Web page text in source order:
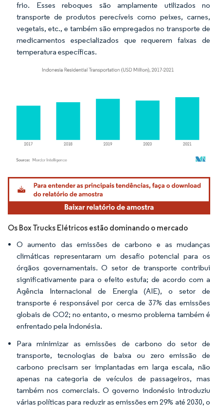
frio. Esses reboques são amplamente utilizados no
transporte de produtos perecíveis como peixes, carnes,
vegetais, etc., e também são empregados no transporte de
medicamentos especializados que requerem faixas de
temperatura específicas.
Imagem © Mordor Intelligence. O reuso requer atribuição conforme CC BY 4.0.
Os Box Trucks Elétricos estão dominando o mercado
O aumento das emissões de carbono e as mudanças
climáticas representaram um desafio potencial para os
órgãos governamentais. O setor de transporte contribui
significativamente para o efeito estufa; de acordo com a
Agência Internacional de Energia (AIE), o setor de
transporte é responsável por cerca de 37% das emissões
globais de CO2; no entanto, o mesmo problema também é
enfrentado pela Indonésia.
Para minimizar as emissões de carbono do setor de
transporte, tecnologias de baixa ou zero emissão de
carbono precisam ser implantadas em larga escala, não
apenas na categoria de veículos de passageiros, mas
também nos comerciais. O governo indonésio introduziu
várias políticas para reduzir as emissões em 29% até 2030, o